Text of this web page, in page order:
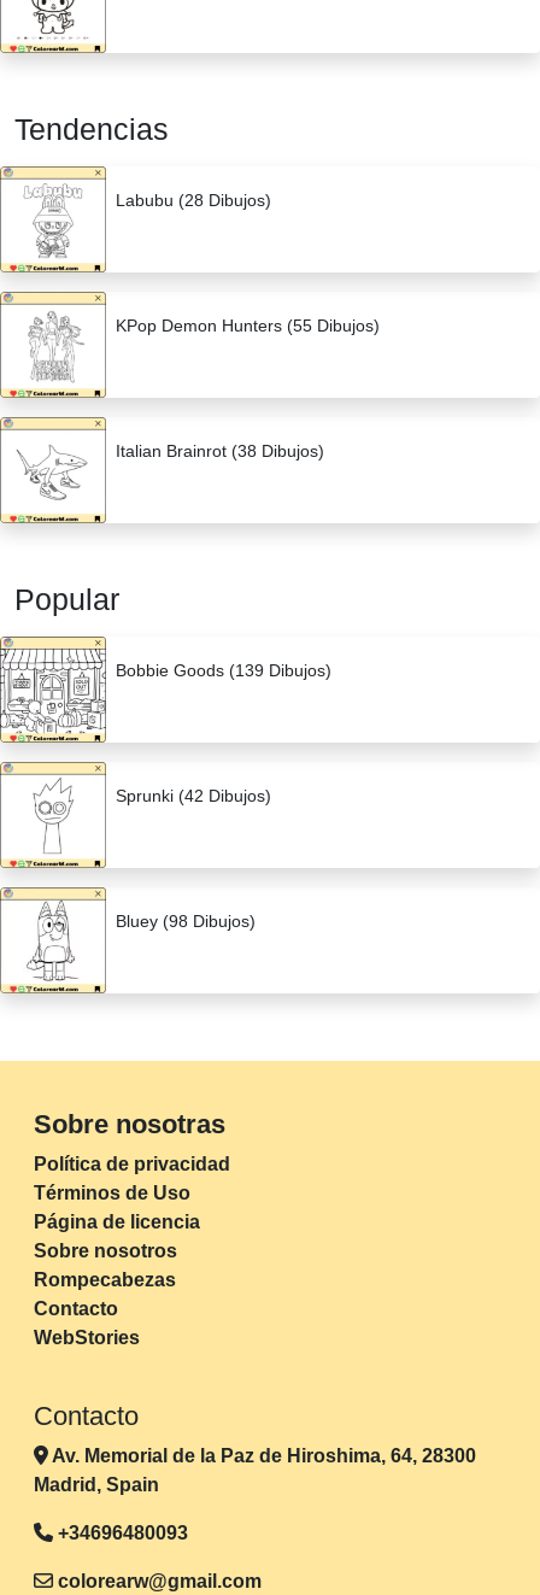
Tendencias
Labubu (28 Dibujos)
KPop Demon Hunters (55 Dibujos)
Italian Brainrot (38 Dibujos)
Popular
Bobbie Goods (139 Dibujos)
Sprunki (42 Dibujos)
Bluey (98 Dibujos)
Sobre nosotras
Política de privacidad
Términos de Uso
Página de licencia
Sobre nosotros
Rompecabezas
Contacto
WebStories
Contacto
Av. Memorial de la Paz de Hiroshima, 64, 28300
Madrid, Spain
+34696480093
colorearw@gmail.com